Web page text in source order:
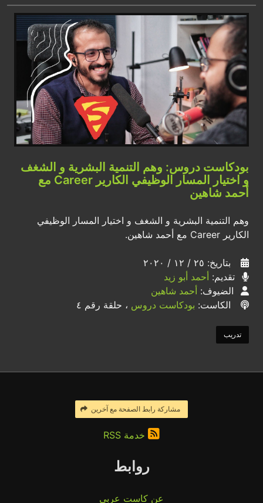
بودكاست دروس: وهم التنمية البشرية و الشغف
و اختيار المسار الوظيفي الكارير Career مع
أحمد شاهين
وهم التنمية البشرية و الشغف و اختيار المسار الوظيفي
الكارير Career مع أحمد شاهين.
بتاريخ: ٢٥ / ١٢ / ٢٠٢٠
تقديم: أحمد أبو زيد
الضيوف: أحمد شاهين
الكاست: بودكاست دروس ، حلقة رقم ٤
تدريب
مشاركة رابط الصفحة مع آخرين
خدمة RSS
روابط
عن كاست عربي